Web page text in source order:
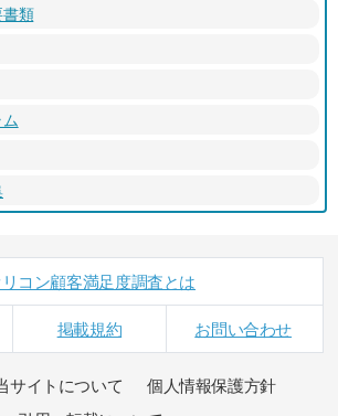
類
コン顧客満足度調査とは
掲載規約 お問い合わせ
サイトについて
個人情報保護方針